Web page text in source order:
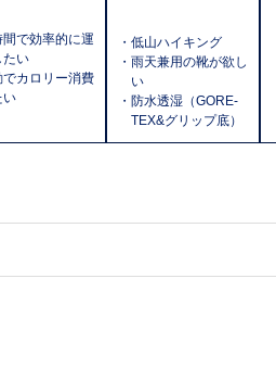
間で効率的に運
たい
でカロリー消費
い
・低山ハイキング
・雨天兼用の靴が欲し
い
・防水透湿（GORE-
TEX&グリップ底）